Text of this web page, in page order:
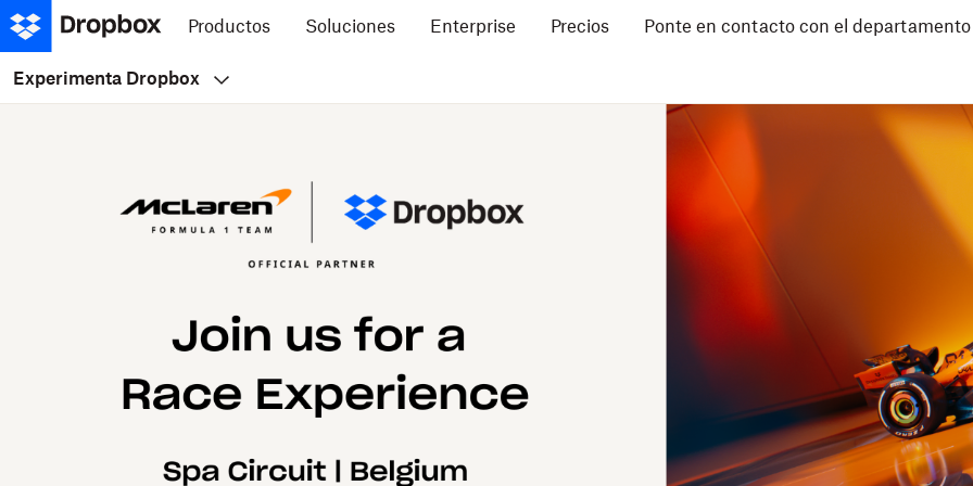
Productos Soluciones Enterprise Precios Ponte en contacto con el
Experimenta Dropbox